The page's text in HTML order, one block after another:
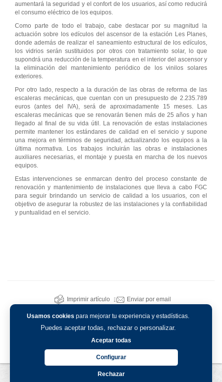
Usamos cookies para mejorar tu experiencia y estadísticas.
Puedes aceptar todas, rechazar o personalizar.
Aceptar todas
Configurar
Rechazar
aumentará la seguridad y el confort de los usuarios, así como reducirá
el consumo eléctrico de los equipos.
Como parte de todo el trabajo, cabe destacar por su magnitud la
actuación sobre los edículos del ascensor de la estación Les Planes,
donde además de realizar el saneamiento estructural de los edículos,
los vidrios serán sustituidos por otros con tratamiento solar, lo que
supondrá una reducción de la temperatura en el interior del ascensor y
la eliminación del mantenimiento periódico de los vinilos solares
exteriores.
Por otro lado, respecto a la duración de las obras de reforma de las
escaleras mecánicas, que cuentan con un presupuesto de 2.235.789
euros (antes del IVA), será de aproximadamente 15 meses. Las
escaleras mecánicas que se renovarán tienen más de 25 años y han
llegado al final de su vida útil. La renovación de estas instalaciones
permite mantener los estándares de calidad en el servicio y supone
una mejora en términos de seguridad, actualizando los equipos a la
última normativa. Los trabajos incluirán las obras e instalaciones
auxiliares necesarias, el montaje y puesta en marcha de los nuevos
equipos.
Estas intervenciones se enmarcan dentro del proceso constante de
renovación y mantenimiento de instalaciones que lleva a cabo FGC
para seguir brindando un servicio de calidad a los usuarios, con el
objetivo de asegurar la robustez de las instalaciones y la confiabilidad
y puntualidad en el servicio.
Imprimir artículo Enviar por email
Política de privacidad